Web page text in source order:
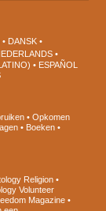
DANSK
ESPAÑOL
Opkomen
Boeken
Religion
Volunteer
Magazine